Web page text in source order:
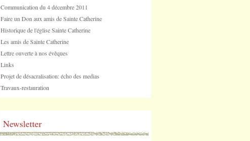
Communication du 4 décembre 2011
Faire un Don aux amis de Sainte Catherine
Historique de l'église Sainte Catherine
Les amis de Sainte Catherine
Lettre ouverte à nos évêques
Links
Projet de désacralisation: écho des medias
Travaux-restauration
Newsletter